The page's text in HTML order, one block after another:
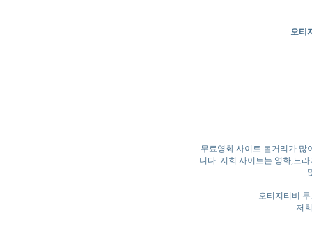
오티
무료영화 사이트 볼거리가 많
니다. 저희 사이트는 영화,드
오티지티비
저